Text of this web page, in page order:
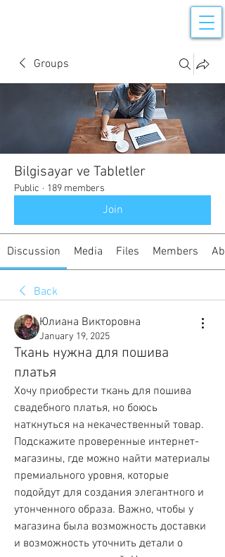
Groups
Bilgisayar ve Tabletler
Public · 189 members
Join
Discussion Media Files Members
Back
Юлиана Викторовна
January 19, 2025
Ткань нужна для пошива
платья
Хочу приобрести ткань для пошива
свадебного платья, но боюсь
наткнуться на некачественный товар.
Подскажите проверенные интернет-
магазины, где можно найти материалы
премиального уровня, которые
подойдут для создания элегантного и
утонченного образа. Важно, чтобы у
магазина была возможность доставки
и возможность уточнить детали о